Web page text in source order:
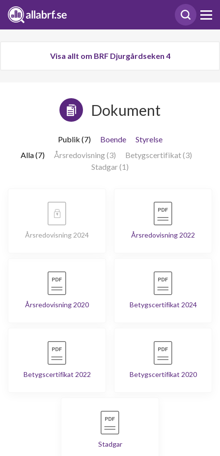
Visa allt om BRF Djurgårdseken 4
Dokument
Publik (7) Boende
Styrelse
Alla (7)
Årsredovisning (3)
Betygscertifikat (3)
Stadgar (1)
Årsredovisning 2024 Årsredovisning 2022
Årsredovisning 2020 Betygscertifikat 2024
Betygscertifikat 2022 Betygscertifikat 2020
Stadgar